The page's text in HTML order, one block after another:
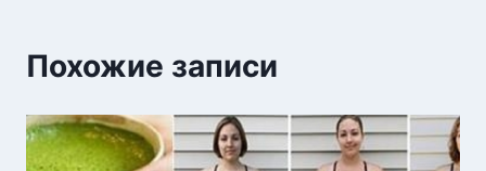
Похожие записи